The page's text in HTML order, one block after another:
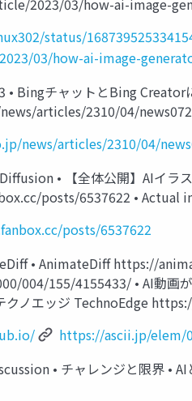
2023/03/how-ai-image-
status/
03/how-ai-image-
• BingチャットとBing
articles/2310/04/
news/articles/2310/04/
• 【全体公開】AIイ
posts/6537622 • Actual
posts/6537622
• AnimateDiff https://
004/155/4155433/ • AI動画
クノエッジ TechnoEdge
https://ascii.jp/elem/
• チャレンジと限界 •